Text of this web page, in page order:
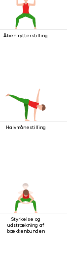
Åben rytterstilling
Halvmånestilling
Styrkelse og
udstrækning af
bækkenbunden